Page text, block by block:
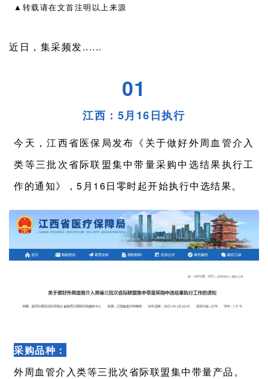
▲转载请在文首注明以上来源
近日，集采频发......
01
江西：5月16日执行
今天，江西省医保局发布《关于做好外周血管介入
类等三批次省际联盟集中带量采购中选结果执行工
作的通知》，5月16日零时起开始执行中选结果。
采购品种：
外周血管介入类等三批次省际联盟集中带量产品。